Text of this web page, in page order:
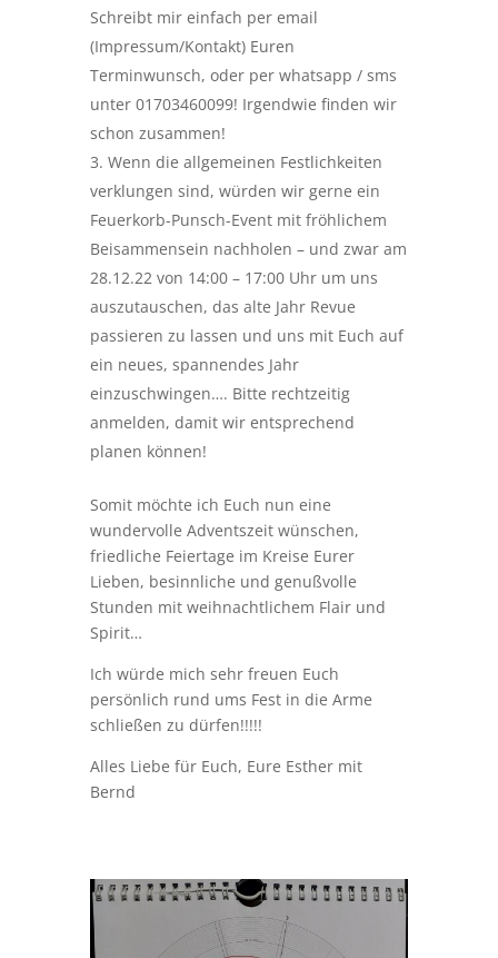
Schreibt mir einfach per email
(Impressum/Kontakt) Euren
Terminwunsch, oder per whatsapp / sms
unter 01703460099! Irgendwie finden wir
schon zusammen!
Wenn die allgemeinen Festlichkeiten
verklungen sind, würden wir gerne ein
Feuerkorb-Punsch-Event mit fröhlichem
Beisammensein nachholen – und zwar am
28.12.22 von 14:00 – 17:00 Uhr um uns
auszutauschen, das alte Jahr Revue
passieren zu lassen und uns mit Euch auf
ein neues, spannendes Jahr
einzuschwingen…. Bitte rechtzeitig
anmelden, damit wir entsprechend
planen können!
Somit möchte ich Euch nun eine
wundervolle Adventszeit wünschen,
friedliche Feiertage im Kreise Eurer
Lieben, besinnliche und genußvolle
Stunden mit weihnachtlichem Flair und
Spirit…
Ich würde mich sehr freuen Euch
persönlich rund ums Fest in die Arme
schließen zu dürfen!!!!!
Alles Liebe für Euch, Eure Esther mit
Bernd